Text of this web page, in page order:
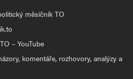
měsíčník TO
– YouTube
komentáře, rozhovory, analýzy a